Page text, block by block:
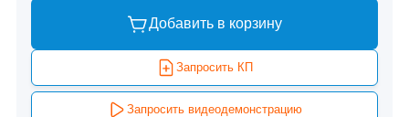
Добавить в корзину
Запросить КП
Запросить видеодемонстрацию